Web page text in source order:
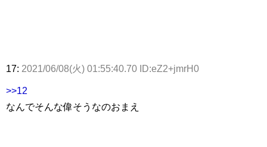
17: 2021/06/08(火) 01:55:40.70 ID:eZ2+jmrH0
>>12
なんでそんな偉そうなのおまえ